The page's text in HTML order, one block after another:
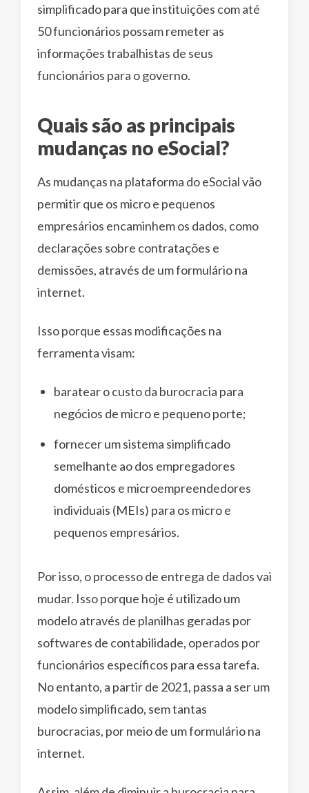
simplificado para que instituições com até
50 funcionários possam remeter as
informações trabalhistas de seus
funcionários para o governo.
Quais são as principais
mudanças no eSocial?
As mudanças na plataforma do eSocial vão
permitir que os micro e pequenos
empresários encaminhem os dados, como
declarações sobre contratações e
demissões, através de um formulário na
internet.
Isso porque essas modificações na
ferramenta visam:
baratear o custo da burocracia para
negócios de micro e pequeno porte;
fornecer um sistema simplificado
semelhante ao dos empregadores
domésticos e microempreendedores
individuais (MEIs) para os micro e
pequenos empresários.
Por isso, o processo de entrega de dados vai
mudar. Isso porque hoje é utilizado um
modelo através de planilhas geradas por
softwares de contabilidade, operados por
funcionários específicos para essa tarefa.
No entanto, a partir de 2021, passa a ser um
modelo simplificado, sem tantas
burocracias, por meio de um formulário na
internet.